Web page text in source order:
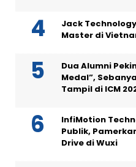
Jack
Master di
Dua Alumni
Medal”,
Tampil di ICM
InfiMotion
Publik,
Drive di Wuxi